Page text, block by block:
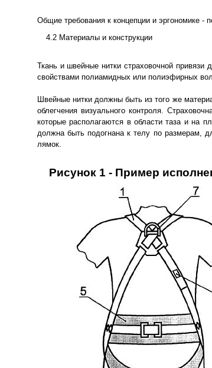
Общие требования к концепции и эргономике -
4.2 Материалы и конструкции
Ткань и швейные нитки страховочной привязи
свойствами полиамидных или полиэфирных
Швейные нитки должны быть из того же
облегчения визуального контроля.
которые располагаются в области таза и на
должна быть подогнана к телу по размерам,
лямок.
Рисунок 1 - Пример